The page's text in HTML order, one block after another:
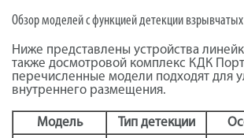
Обзор моделей с функцией детекции
Ниже представлены устройства
также досмотровой комплекс КДК
перечисленные модели подходят для
внутреннего размещения.
Модель Тип детекции